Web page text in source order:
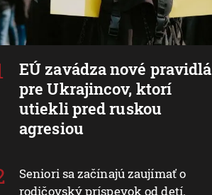
EÚ zavádza nové pravidlá
pre Ukrajincov, ktorí
utiekli pred ruskou
agresiou
Seniori sa začínajú zaujímať o
rodičovský príspevok od detí.